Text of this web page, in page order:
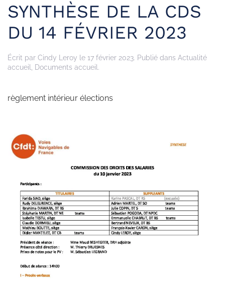
SYNTHÈSE DE LA CDS
DU 14 FÉVRIER 2023
Écrit par Cindy Leroy le 17 février 2023. Publié dans Actualité
accueil
Documents accueil .
règlement intérieur élections